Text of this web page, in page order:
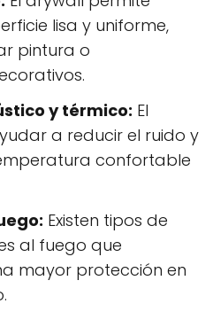
lisa y uniforme,
pintura o
y térmico: El
a reducir el ruido y
confortable
Existen tipos de
al fuego que
mayor protección en